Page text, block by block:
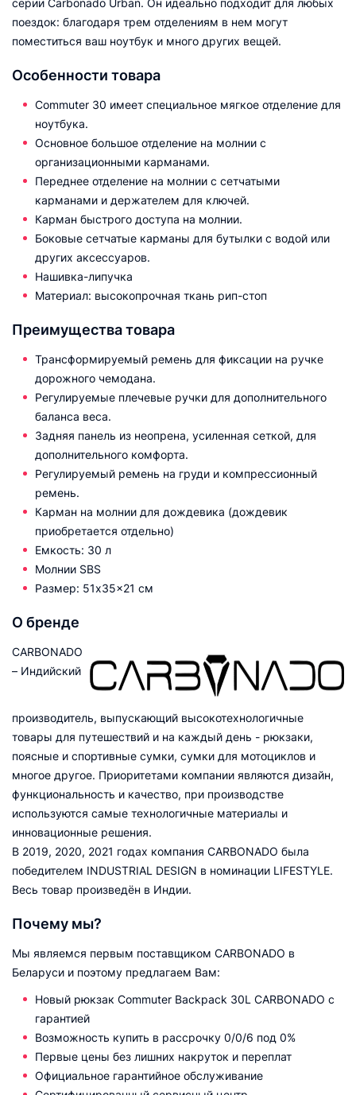
серии Carbonado Urban. Он идеально подходит для любых
поездок: благодаря трем отделениям в нем могут
поместиться ваш ноутбук и много других вещей.
Особенности товара
Commuter 30 имеет специальное мягкое отделение для
ноутбука.
Основное большое отделение на молнии с
организационными карманами.
Переднее отделение на молнии с сетчатыми
карманами и держателем для ключей.
Карман быстрого доступа на молнии.
Боковые сетчатые карманы для бутылки с водой или
других аксессуаров.
Нашивка-липучка
Материал: высокопрочная ткань рип-стоп
Преимущества товара
Трансформируемый ремень для фиксации на ручке
дорожного чемодана.
Регулируемые плечевые ручки для дополнительного
баланса веса.
Задняя панель из неопрена, усиленная сеткой, для
дополнительного комфорта.
Регулируемый ремень на груди и компрессионный
ремень.
Карман на молнии для дождевика (дождевик
приобретается отдельно)
Емкость: 30 л
Молнии SBS
Размер: 51x35x21 см
О бренде
CARBONADO
– Индийский
производитель, выпускающий высокотехнологичные
товары для путешествий и на каждый день - рюкзаки,
поясные и спортивные сумки, сумки для мотоциклов и
многое другое. Приоритетами компании являются дизайн,
функциональность и качество, при производстве
используются самые технологичные материалы и
инновационные решения.
В 2019, 2020, 2021 годах компания CARBONADO была
победителем INDUSTRIAL DESIGN в номинации LIFESTYLE.
Весь товар произведён в Индии.
Почему мы?
Мы являемся первым поставщиком CARBONADO в
Беларуси и поэтому предлагаем Вам:
Новый рюкзак Commuter Backpack 30L CARBONADO с
гарантией
Возможность купить в рассрочку 0/0/6 под 0%
Первые цены без лишних накруток и переплат
Официальное гарантийное обслуживание